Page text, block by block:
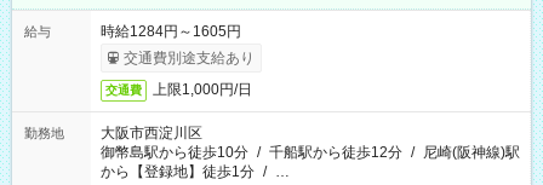
給与
時給1284円～1605円
交通費別途支給あり
交通費 上限1,000円/日
勤務地
大阪市西淀川区
御幣島駅から徒歩10分 / 千船駅から徒歩12分 / 尼崎(阪神線)駅
から【登録地】徒歩1分 / …